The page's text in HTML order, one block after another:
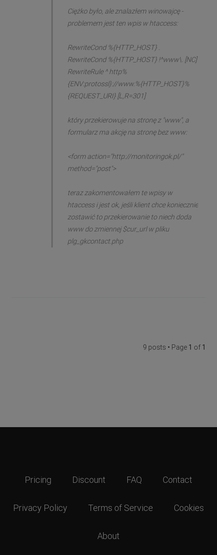
Ciężko było, ale znalazłem winowajcę -
problemem jest ten wpis w htaccess:
RewriteCond %{HTTP_HOST} .
RewriteCond %{HTTP_HOST} !^www\. [NC]
RewriteRule ^ http%
{ENV:protossl}://www.%{HTTP_HOST}%
{REQUEST_URI} [L,R=301]
który przekierowuje na stronę z "www", a
formularz ma akcję na stronę bez www:
<form action="http://monitoringok.pl/"
method="post">
teraz zakomentowałem te wpisy w
htaccess i jest ok, jeśli klient chce koniecznie
zostawić to przekierowanie to niech doda
www do zmiennej $cur_url w pliku
plg_gkcontact.php
9 posts • Page 1 of 1
Pricing Discount FAQ Contact
Privacy Policy Terms of Service Cookies
About